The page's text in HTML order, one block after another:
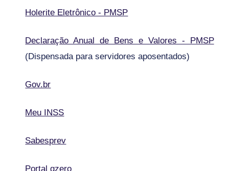
Holerite Eletrônico - PMSP
Declaração Anual de Bens e Valores - PMSP
(Dispensada para servidores aposentados)
Gov.br
Meu INSS
Sabesprev
Portal gzero